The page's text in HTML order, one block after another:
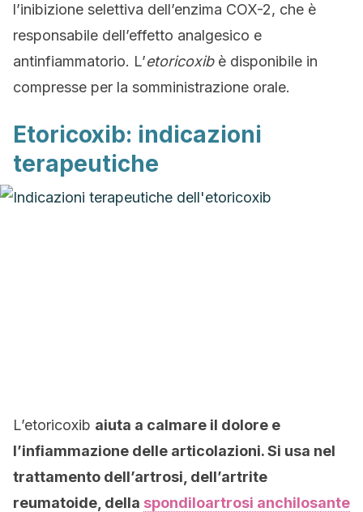
l’inibizione selettiva dell’enzima COX-2, che è
responsabile dell’effetto analgesico e
antinfiammatorio. L’etoricoxibè disponibile in
compresse per la somministrazione orale.
Etoricoxib: indicazioni
terapeutiche
L’etoricoxib aiuta a calmare il dolore e
l’infiammazione delle articolazioni. Si usa nel
trattamento dell’artrosi, dell’artrite
reumatoide, della spondiloartrosi anchilosante